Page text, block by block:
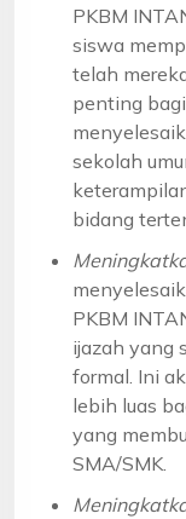
PKBM
siswa
telah
penting
sekolah
bidang
PKBM
ijazah yang
formal. Ini
lebih luas
yang
SMA/SMK.